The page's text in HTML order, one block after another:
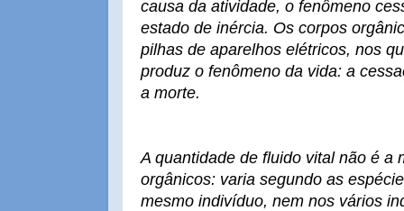
causa da atividade, o fenômeno
estado de inércia. Os corpos
pilhas de aparelhos elétricos, nos
produz o fenômeno da vida: a
a morte.
A quantidade de fluido vital não é a
orgânicos: varia segundo as
mesmo indivíduo, nem nos vários